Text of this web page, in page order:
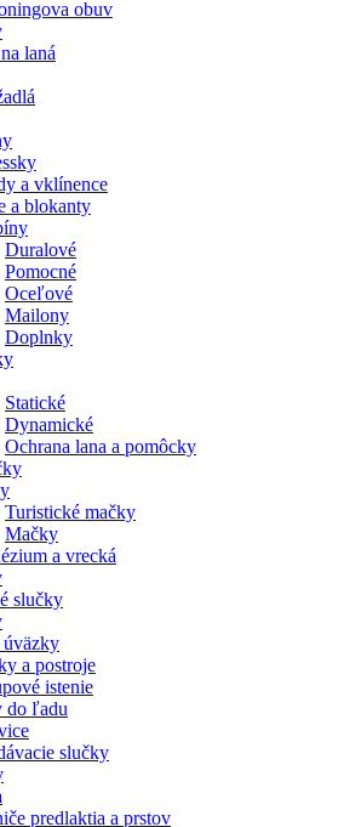
obuv
laná
a vklínence
a blokanty
Duralové
Pomocné
Oceľové
Mailony
Doplnky
Statické
Dynamické
Ochrana lana a pomôcky
Turistické mačky
Mačky
a vrecká
slučky
úväzky
a postroje
istenie
do ľadu
slučky
predlaktia a prstov